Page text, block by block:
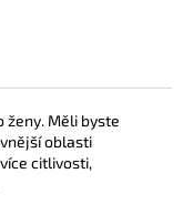
ženy. Měli byste
oblasti
citlivosti,